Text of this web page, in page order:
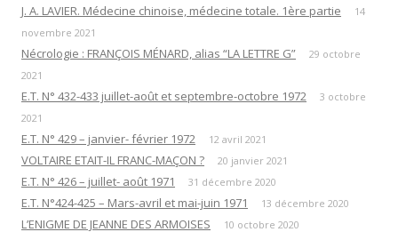
e
s
a
r
t
i
c
l
e
J. A. LAVIER. Médecine chinoise, médecine totale. 1ère partie
14
novembre 2021
Nécrologie : FRANÇOIS MÉNARD, alias “LA LETTRE G”
29 octobre
2021
E.T. N° 432-433 juillet-août et septembre-octobre 1972
3 octobre
2021
E.T. N° 429 – janvier- février 1972 12 avril 2021
VOLTAIRE ETAIT-IL FRANC-MAÇON ? 20 janvier 2021
E.T. N° 426 – juillet- août 1971 31 décembre 2020
E.T. N°424-425 – Mars-avril et mai-juin 1971 13 décembre 2020
L’ENIGME DE JEANNE DES ARMOISES 10 octobre 2020